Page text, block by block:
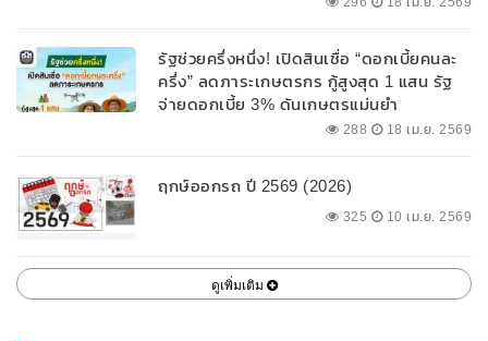
รัฐช่วยครึ่งหนึ่ง! เปิดสินเชื่อ “ดอกเบี้ยคนละ
ครึ่ง” ลดภาระเกษตรกร กู้สูงสุด 1 แสน รัฐ
จ่ายดอกเบี้ย 3% ดันเกษตรแม่นยำ
288 18 เม.ย. 2569
ฤกษ์ออกรถ ปี 2569 (2026)
325 10 เม.ย. 2569
ดูเพิ่มเติม